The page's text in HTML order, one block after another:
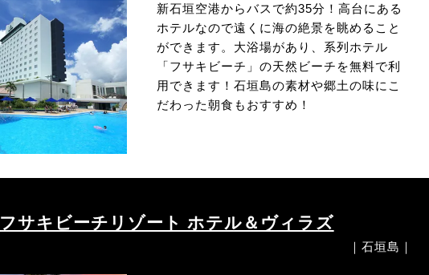
新石垣空港からバスで約35分！高台にある
ホテルなので遠くに海の絶景を眺めること
ができます。大浴場があり、系列ホテル
「フサキビーチ」の天然ビーチを無料で利
用できます！石垣島の素材や郷土の味にこ
だわった朝食もおすすめ！
フサキビーチリゾート ホテル＆ヴィラズ
｜石垣島｜